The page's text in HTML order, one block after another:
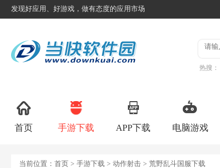
发现好应用、好游戏，做有态度的应用市场
热搜：
首页 手游下载 APP下载 电脑游戏
当前位置： 首页 > 手游下载 > 动作射击 > 荒野乱斗国服下载